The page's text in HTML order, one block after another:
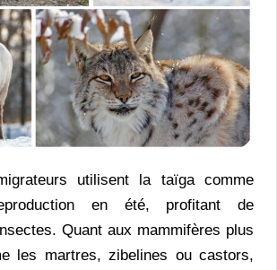
utilisent la taïga comme
en été, profitant de
Quant aux mammifères plus
les martres, zibelines ou castors,